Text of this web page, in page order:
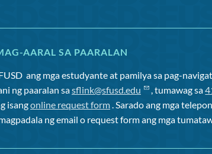
AARAL SA PAARALAN
ang mga estudyante at pamilya sa pag-
ng paaralan sasflink@sfusd.edu , tumawag sa
isangonline request form. Sarado ang mga
ng email o request form ang mga